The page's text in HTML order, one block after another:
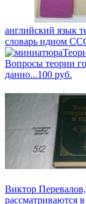
английский язык
словарь идиом
Вопросы теории
данно...100 руб.
Виктор
рассматриваются